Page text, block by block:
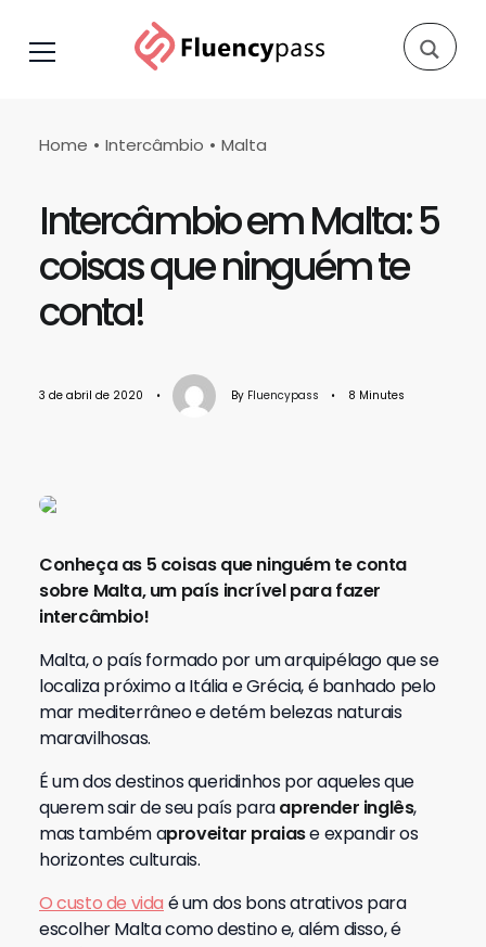
Home Intercâmbio Malta
Intercâmbio em Malta: 5
coisas que ninguém te
conta!
3 de abril de 2020 • By Fluencypass • 8 Minutes
Conheça as 5 coisas que ninguém te conta
sobre Malta, um país incrível para fazer
intercâmbio!
Malta, o país formado por um arquipélago que se
localiza próximo a Itália e Grécia, é banhado pelo
mar mediterrâneo e detém belezas naturais
maravilhosas.
É um dos destinos queridinhos por aqueles que
querem sair de seu país paraaprender inglês,
mas também aproveitar praiase expandir os
horizontes culturais.
O custo de vida é um dos bons atrativos para
escolher Malta como destino e, além disso, é